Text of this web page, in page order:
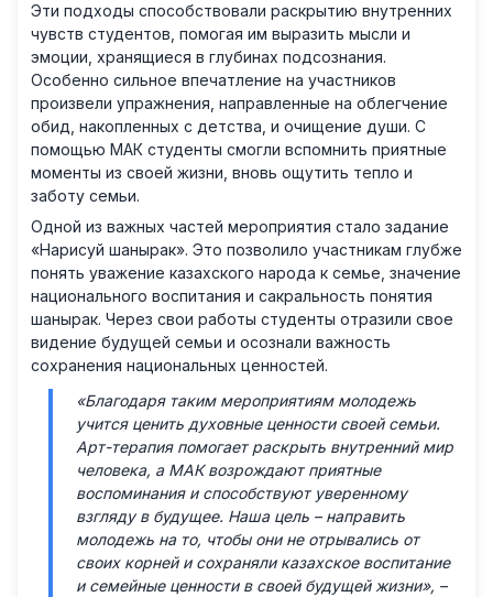
Эти подходы способствовали раскрытию внутренних
чувств студентов, помогая им выразить мысли и
эмоции, хранящиеся в глубинах подсознания.
Особенно сильное впечатление на участников
произвели упражнения, направленные на облегчение
обид, накопленных с детства, и очищение души. С
помощью МАК студенты смогли вспомнить приятные
моменты из своей жизни, вновь ощутить тепло и
заботу семьи.
Одной из важных частей мероприятия стало задание
«Нарисуй шанырак». Это позволило участникам глубже
понять уважение казахского народа к семье, значение
национального воспитания и сакральность понятия
шанырак. Через свои работы студенты отразили свое
видение будущей семьи и осознали важность
сохранения национальных ценностей.
«Благодаря таким мероприятиям молодежь
учится ценить духовные ценности своей семьи.
Арт-терапия помогает раскрыть внутренний мир
человека, а МАК возрождают приятные
воспоминания и способствуют уверенному
взгляду в будущее. Наша цель – направить
молодежь на то, чтобы они не отрывались от
своих корней и сохраняли казахское воспитание
и семейные ценности в своей будущей жизни», –